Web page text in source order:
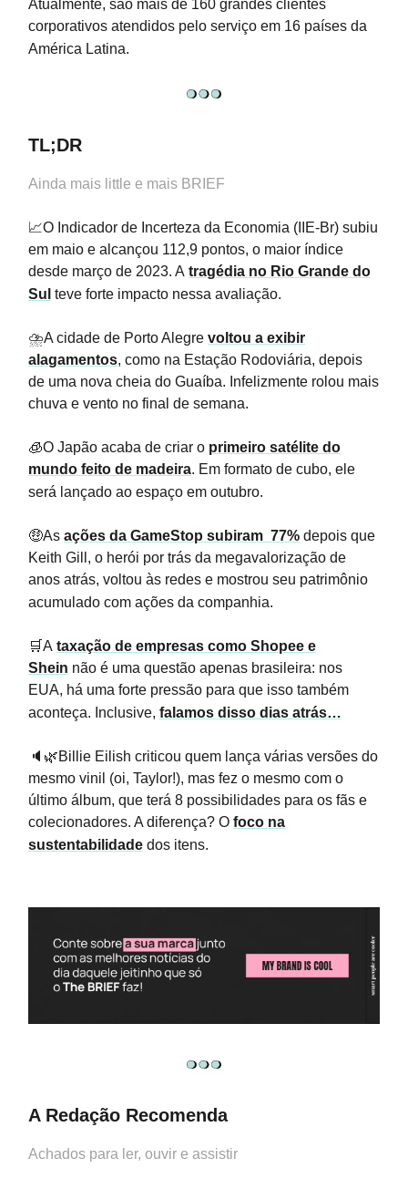
Atualmente, são mais de 160 grandes clientes
corporativos atendidos pelo serviço em 16 países da
América Latina.
TL;DR
Ainda mais little e mais BRIEF
📈O Indicador de Incerteza da Economia (IIE-Br) subiu
em maio e alcançou 112,9 pontos, o maior índice
desde março de 2023. A tragédia no Rio Grande do
Sul teve forte impacto nessa avaliação.
⛈️A cidade de Porto Alegre voltou a exibir
alagamentos, como na Estação Rodoviária, depois
de uma nova cheia do Guaíba. Infelizmente rolou mais
chuva e vento no final de semana.
🧊O Japão acaba de criar o primeiro satélite do
mundo feito de madeira. Em formato de cubo, ele
será lançado ao espaço em outubro.
🤑As ações da GameStop subiram 77% depois que
Keith Gill, o herói por trás da megavalorização de
anos atrás, voltou às redes e mostrou seu patrimônio
acumulado com ações da companhia.
🛒A taxação de empresas como Shopee e
Shein não é uma questão apenas brasileira: nos
EUA, há uma forte pressão para que isso também
aconteça. Inclusive, falamos disso dias atrás…
🔈🌿Billie Eilish criticou quem lança várias versões do
mesmo vinil (oi, Taylor!), mas fez o mesmo com o
último álbum, que terá 8 possibilidades para os fãs e
colecionadores. A diferença? O foco na
sustentabilidade dos itens.
A Redação Recomenda
Achados para ler, ouvir e assistir